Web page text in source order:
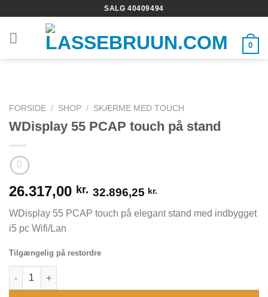
indhold
SALG 40409494
0
FORSIDE / SHOP / SKÆRME MED TOUCH
WDisplay 55 PCAP touch på stand
26.317,00 kr. 32.896,25 kr.
WDisplay 55 PCAP touch på elegant stand med indbygget
i5 pc Wifi/Lan
Tilgængelig på restordre
WDisplay 55 PCAP touch på stand antal